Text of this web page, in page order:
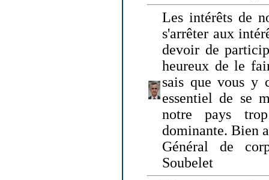
Les intérêts de
s'arrêter aux
devoir de
heureux de le
sais que vous y
essentiel de se
notre pays
dominante. Bien
Général de
Soubelet